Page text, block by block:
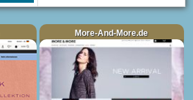
More-And-More.de